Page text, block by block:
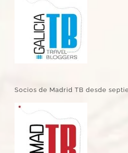
Socios de Madrid TB desde